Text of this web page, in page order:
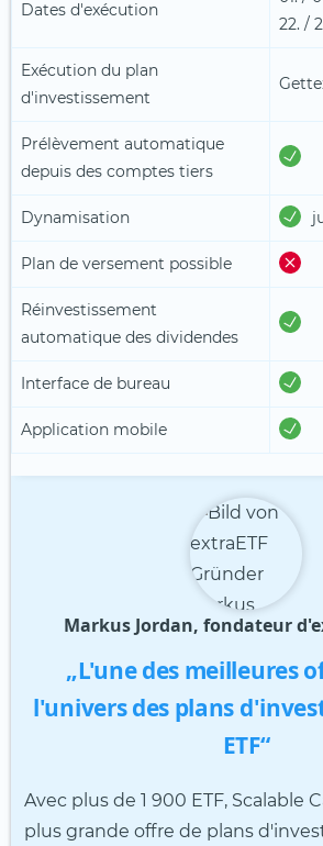
Dates d'exécution
22. /
Exécution du plan
d'investissement
Prélèvement automatique
depuis des comptes tiers
Dynamisation
Plan de versement possible
Réinvestissement
automatique des dividendes
Interface de bureau
Application mobile
Markus Jordan, fondateur
„L'une des meilleures
l'univers des plans
ETF“
Avec plus de 1 900 ETF, Scalable
plus grande offre de plans